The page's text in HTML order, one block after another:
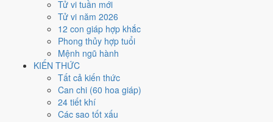
Tử vi tuần mới
Tử vi năm 2026
12 con giáp hợp khắc
Phong thủy hợp tuổi
Mệnh ngũ hành
KIẾN THỨC
Tất cả kiến thức
Can chi (60 hoa giáp)
24 tiết khí
Các sao tốt xấu
Huyền Vũ hắc đạo. Điểm trung bình 7 việc chính chỉ
Ngày Đại Hung , tránh hẳn cưới hỏi, khai trương, động thổ.
Hợi, Mão, Ngọhợp ngày; tuổi
Ngày 23/1/2028 chỉ đạt
để thay thế, xem mục xử lý bên dưới.
Ngày 23/1/2028 tốt hay xấu cho